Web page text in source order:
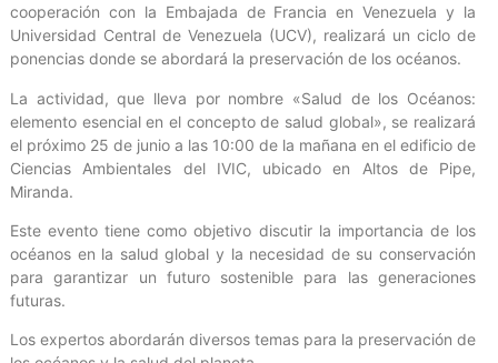
cooperación con la Embajada de Francia en Venezuela y la
Universidad Central de Venezuela (UCV), realizará un ciclo de
ponencias donde se abordará la preservación de los océanos.
La actividad, que lleva por nombre «Salud de los Océanos:
elemento esencial en el concepto de salud global», se realizará
el próximo 25 de junio a las 10:00 de la mañana en el edificio de
Ciencias Ambientales del IVIC, ubicado en Altos de Pipe,
Miranda.
Este evento tiene como objetivo discutir la importancia de los
océanos en la salud global y la necesidad de su conservación
para garantizar un futuro sostenible para las generaciones
futuras.
Los expertos abordarán diversos temas para la preservación de